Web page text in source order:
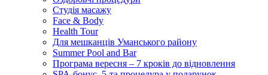
Студія масажу
Face & Body
Health Tour
Для мешканців Уманського району
Summer Pool and Bar
Програма вересня – 7 кроків до відновлення